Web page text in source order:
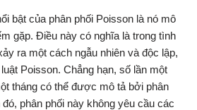
bật của phân phối Poisson là nó mô
gặp. Điều này có nghĩa là trong tình
ra một cách ngẫu nhiên và độc lập,
Poisson. Chẳng hạn, số lần một
tháng có thể được mô tả bởi phân
phân phối này không yêu cầu các